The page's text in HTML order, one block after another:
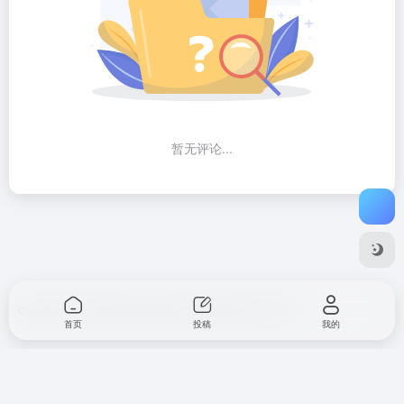
暂无评论...
Copyright © 2026 沪ICP备2021003775号-1
首页 投稿 我的